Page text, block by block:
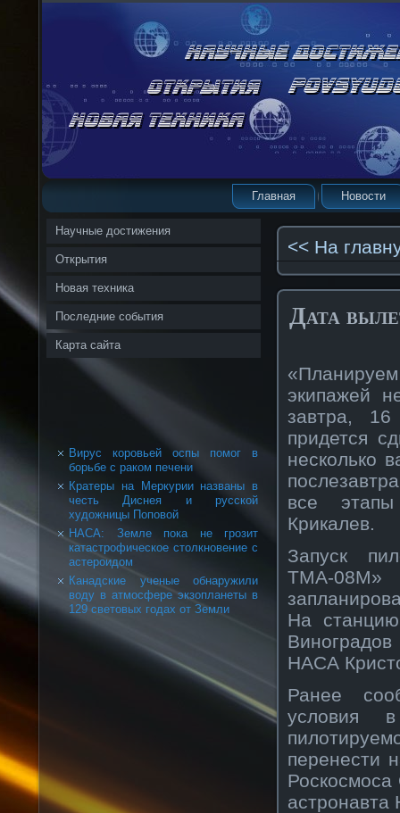
Главная Новости
Научные достижения
Открытия
Новая техника
Последние события
Карта сайта
Вирус коровьей оспы помог в
борьбе с раком печени
Кратеры на Меркурии названы в
честь Диснея и русской
художницы Поповой
НАСА: Земле пока не грозит
катастрофическое столкновение с
астероидом
Канадские ученые обнаружили
воду в атмосфере экзопланеты в
129 световых годах от Земли
<< На
Дата
экипажей
завтра,
придется
несколько
все этапы
Крикалев.
Запуск
ТМА-08М»
На
НАСА
Ранее
условия
перенести
Роскосмоса